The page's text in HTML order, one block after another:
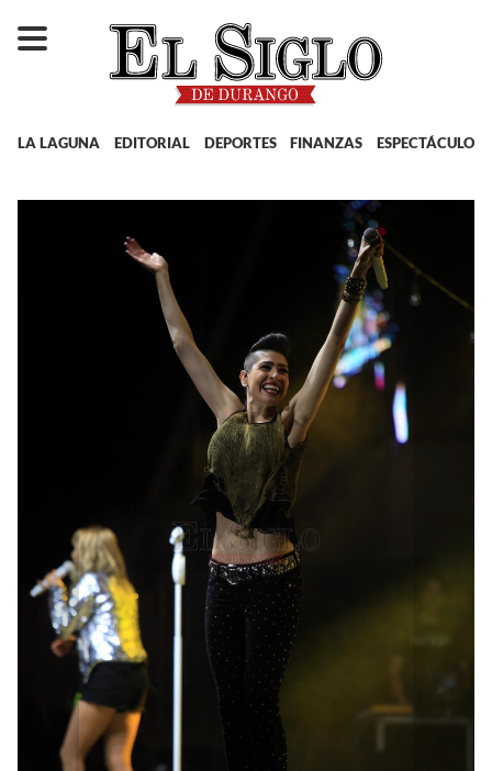
LA LAGUNA EDITORIAL DEPORTES FINANZAS ESPECTÁCULOS